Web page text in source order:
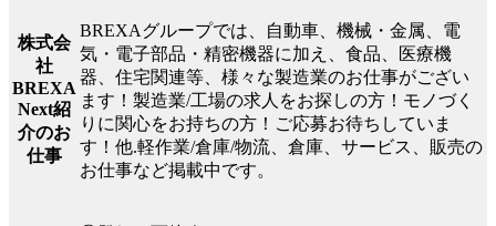
株式会
社
BREXA
Next紹
介のお
仕事
BREXAグループでは、自動車、機械・金属、電
気・電子部品・精密機器に加え、食品、医療機
器、住宅関連等、様々な製造業のお仕事がござい
ます！製造業/工場の求人をお探しの方！モノづく
りに関心をお持ちの方！ご応募お待ちしていま
す！他.軽作業/倉庫/物流、倉庫、サービス、販売の
お仕事など掲載中です。